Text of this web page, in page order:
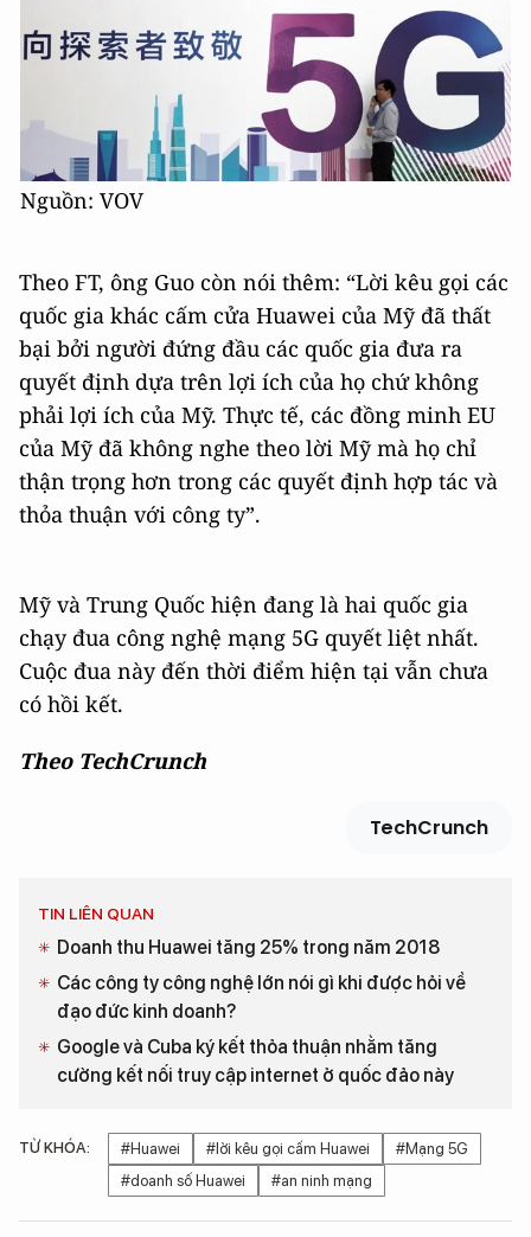
Nguồn: VOV
Theo FT, ông Guo còn nói thêm: “Lời kêu gọi các
quốc gia khác cấm cửa Huawei của Mỹ đã thất
bại bởi người đứng đầu các quốc gia đưa ra
quyết định dựa trên lợi ích của họ chứ không
phải lợi ích của Mỹ. Thực tế, các đồng minh EU
của Mỹ đã không nghe theo lời Mỹ mà họ chỉ
thận trọng hơn trong các quyết định hợp tác và
thỏa thuận với công ty”.
Mỹ và Trung Quốc hiện đang là hai quốc gia
chạy đua công nghệ mạng 5G quyết liệt nhất.
Cuộc đua này đến thời điểm hiện tại vẫn chưa
có hồi kết.
Theo TechCrunch
TechCrunch
TIN LIÊN QUAN
Doanh thu Huawei tăng 25% trong năm 2018
Các công ty công nghệ lớn nói gì khi được hỏi về
đạo đức kinh doanh?
Google và Cuba ký kết thỏa thuận nhằm tăng
cường kết nối truy cập internet ở quốc đảo này
TỪ KHÓA: #Huawei #lời kêu gọi cấm Huawei
#Mạng 5G
#doanh số Huawei
#an ninh mạng